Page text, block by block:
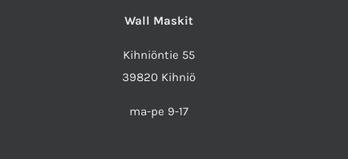
Wall Maskit
Kihniöntie 55
39820 Kihniö
ma-pe 9-17